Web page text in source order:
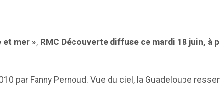
mer », RMC Découverte diffuse ce mardi 18 juin,
par Fanny Pernoud. Vue du ciel, la Guadeloupe